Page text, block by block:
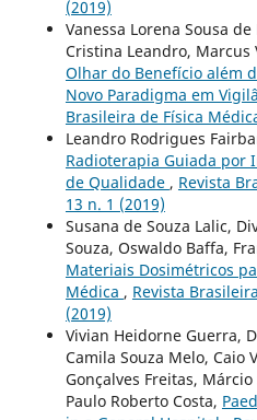
(2019)
Vanessa Lorena Sousa
Cristina Leandro, Marcus
Olhar do Benefício além
Novo Paradigma em
Brasileira de Física
Leandro Rodrigues
Radioterapia Guiada por
de Qualidade , Revista
13 n. 1 (2019)
Susana de Souza Lalic,
Souza, Oswaldo Baffa,
Materiais Dosimétricos
Médica , Revista
(2019)
Vivian Heidorne Guerra,
Camila Souza Melo, Caio
Gonçalves Freitas,
Paulo Roberto Costa,